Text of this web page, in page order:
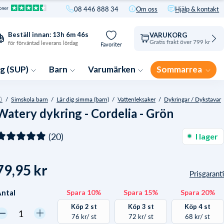
– Spara upp till 81 %08 446 888 34 Om oss Hjälp & kontakt
Beställ innan: 13h 6m44s
för förväntad leverans lördag Favoriter
VARUKORG
Gratis frakt över 799 kr
Snorkling Pool och strand
365 dagars returrätt
barn rea
365 dagars returrätt
Badring
365 dagars returrätt
365 dagars returrätt
365 dagars returrätt
(SUP)
Enkel påklädning
365 dagars returrätt
Barn
365 dagars returrätt
Varumärken
365 dagars returrätt
Sommarrea
365 dagars returrätt
/ Simskola barn / Lär dig simma (barn) / Vattenleksaker / Dykringar / Dykstavar
dykring - Cordelia - Grön
(20) I lager
kr Prisgaranti
Spara 10%
Köp 2 st
76 kr/ st
Spara 15%
Köp 3 st
72 kr/ st
Spara 20%
Köp 4 st
68 kr/ st